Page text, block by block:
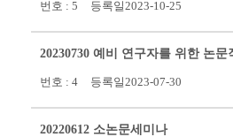
번호 : 5 등록일2023-10-25
번호 : 4 등록일2023-07-30
20220612 소논문세미나